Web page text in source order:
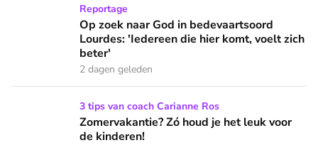
Op zoek naar God in bedevaartsoord Lourdes: 'Iedereen
Reportage
Op zoek naar God in bedevaartsoord
Lourdes: 'Iedereen die hier komt, voelt zich
beter'
2 dagen geleden
Zomervakantie? Zó houd je het leuk voor de kinderen!
3 tips van coach Carianne Ros
Zomervakantie? Zó houd je het leuk voor
de kinderen!